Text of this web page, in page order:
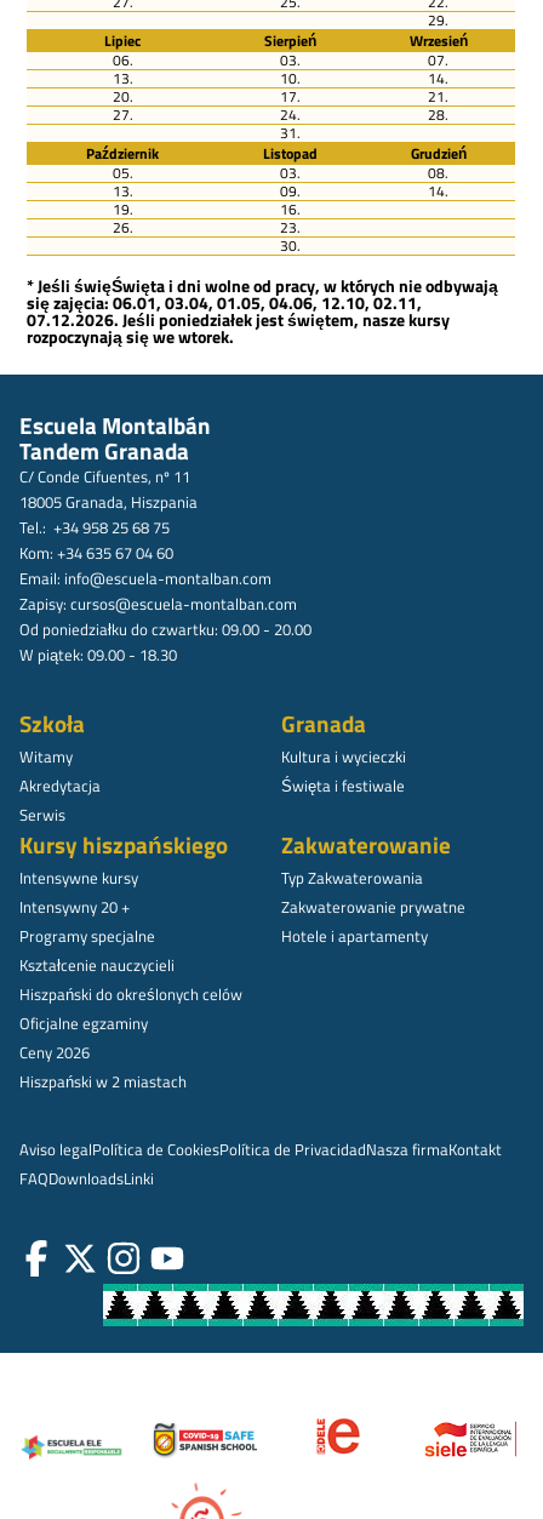
29.
Lipiec
Sierpień
Wrzesień
06.
03. 07.
13. 10. 14.
20. 17. 21.
27. 24. 28.
31.
Październik
Listopad
Grudzień
05.
03. 08.
13. 09. 14.
19. 16.
26. 23.
30.
* Jeśli święŚwięta i dni wolne od pracy, w których nie odbywają
się zajęcia: 06.01, 03.04, 01.05, 04.06, 12.10, 02.11,
07.12.2026. Jeśli poniedziałek jest świętem, nasze kursy
rozpoczynają się we wtorek.
Escuela Montalbán
Tandem Granada
C/ Conde Cifuentes, nº 11
18005 Granada, Hiszpania
Tel.: +34 958 25 68 75
Kom: +34 635 67 04 60
Email: info@escuela-montalban.com
Zapisy: cursos@escuela-montalban.com
Od poniedziałku do czwartku: 09.00 - 20.00
W piątek: 09.00 - 18.30
Szkoła
Witamy
Akredytacja
Serwis
Granada
Kultura i wycieczki
Święta i festiwale
Kursy hiszpańskiego
Intensywne kursy
Intensywny 20 +
Programy specjalne
Kształcenie nauczycieli
Hiszpański do określonych celów
Oficjalne egzaminy
Ceny 2026
Hiszpański w 2 miastach
Zakwaterowanie
Typ Zakwaterowania
Zakwaterowanie prywatne
Hotele i apartamenty
Aviso legalPolítica de CookiesPolítica de PrivacidadNasza firmaKontakt
FAQDownloadsLinki